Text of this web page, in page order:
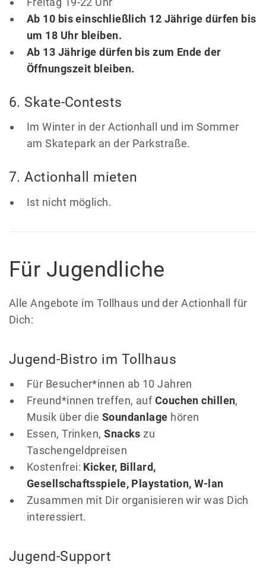
Ab 10 bis einschließlich 12 Jährige dürfen bis
um 18 Uhr bleiben.
Ab 13 Jährige dürfen bis zum Ende der
Öffnungszeit bleiben.
6. Skate-Contests
Im Winter in der Actionhall und im Sommer
am Skatepark an der Parkstraße.
7. Actionhall mieten
Ist nicht möglich.
Für Jugendliche
Alle Angebote im Tollhaus und der Actionhall für
Dich:
Jugend-Bistro im Tollhaus
Für Besucher*innen ab 10 Jahren
Freund*innen treffen, aufCouchen chillen,
Musik über die Soundanlage hören
Essen, Trinken,Snacks zu
Taschengeldpreisen
Kostenfrei: Kicker, Billard,
Gesellschaftsspiele, Playstation, W-lan
Zusammen mit Dir organisieren wir was Dich
interessiert.
Jugend-Support